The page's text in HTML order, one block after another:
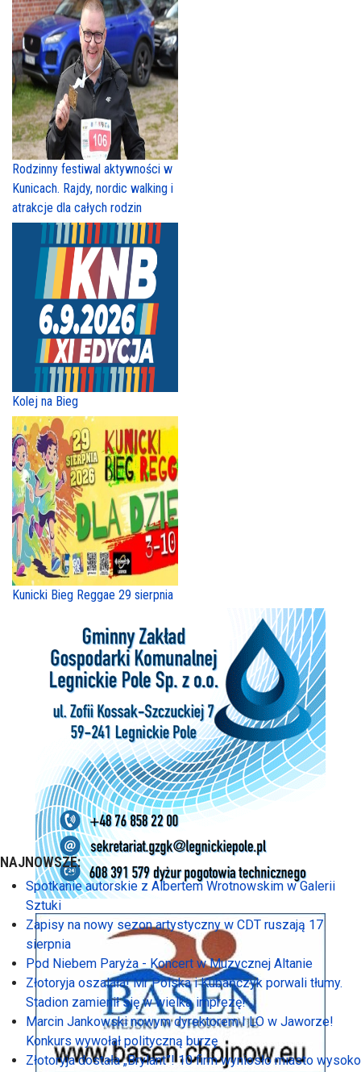
Rodzinny festiwal aktywności w
Kunicach. Rajdy, nordic walking i
atrakcje dla całych rodzin
Kolej na Bieg
Kunicki Bieg Reggae 29 sierpnia
NAJNOWSZE:
Spotkanie autorskie z Albertem Wrotnowskim w Galerii
Sztuki
Zapisy na nowy sezon artystyczny w CDT ruszają 17
sierpnia
Pod Niebem Paryża - Koncert w Muzycznej Altanie
Złotoryja oszalała! Mr Polska i Kubańczyk porwali tłumy.
Stadion zamienił się w wielką imprezę!
Marcin Jankowski nowym dyrektorem I LO w Jaworze!
Konkurs wywołał polityczną burzę
Złotoryja dostała „Brylant”! 10 firm wyniosło miasto wysoko